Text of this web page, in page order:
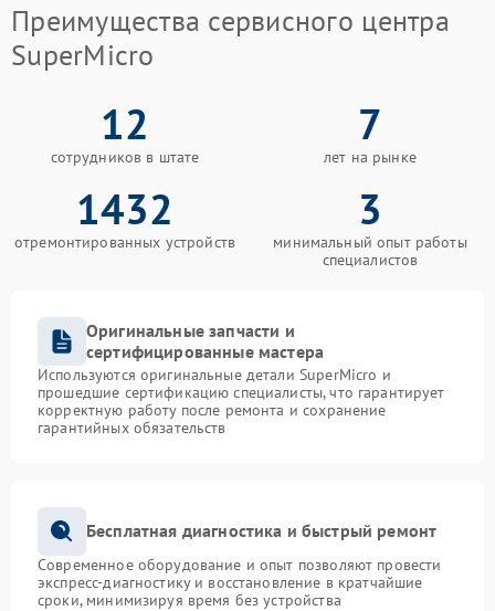
Преимущества сервисного центра
SuperMicro
12
сотрудников в штате
7
лет на рынке
1432
отремонтированных устройств
3
минимальный опыт работы
специалистов
Оригинальные запчасти и
сертифицированные мастера
Используются оригинальные детали SuperMicro и
прошедшие сертификацию специалисты, что гарантирует
корректную работу после ремонта и сохранение
гарантийных обязательств
Бесплатная диагностика и быстрый ремонт
Современное оборудование и опыт позволяют провести
экспресс-диагностику и восстановление в кратчайшие
сроки, минимизируя время без устройства